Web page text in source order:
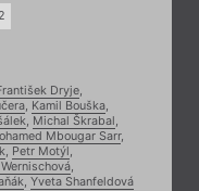
Dryje,
, Kamil Bouška,
, Michal Škrabal ,
Mbougar Sarr,
, Petr Motýl ,
,
, Yveta Shanfeldová